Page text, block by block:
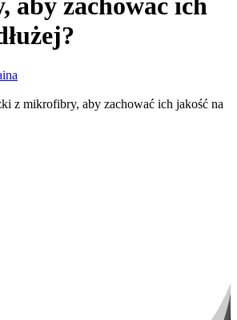
aby zachować ich
z mikrofibry, aby zachować ich jakość na